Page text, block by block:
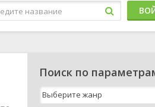
Поиск по